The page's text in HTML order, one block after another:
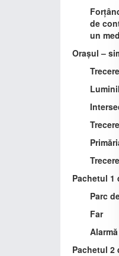
de
un
Orașul –
Pachetul 1
Parc
Far
Pachetul 2